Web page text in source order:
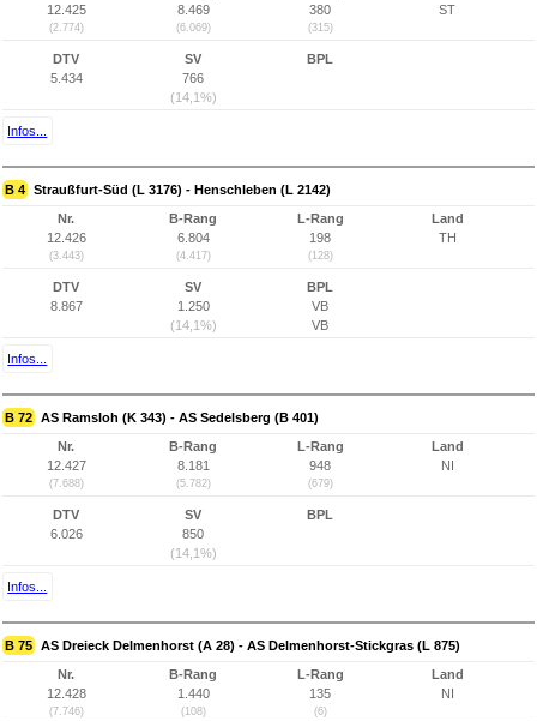
12.425
(2.774)
8.469
(6.069)
380
(315)
ST
DTV
5.434
SV
766
(14,1%)
BPL
Infos...
B 4 Straußfurt-Süd (L 3176) - Henschleben (L 2142)
Nr.
12.426
(3.443)
B-Rang
6.804
(4.417)
L-Rang
198
(128)
Land
TH
DTV
8.867
SV
1.250
(14,1%)
BPL
VB
VB
Infos...
B 72 AS Ramsloh (K 343) - AS Sedelsberg (B 401)
Nr.
12.427
(7.688)
B-Rang
8.181
(5.782)
L-Rang
948
(679)
Land
NI
DTV
6.026
SV
850
(14,1%)
BPL
Infos...
B 75 AS Dreieck Delmenhorst (A 28) - AS Delmenhorst-Stickgras (L 875)
Nr.
12.428
(7.746)
B-Rang
1.440
(108)
L-Rang
135
(6)
Land
NI